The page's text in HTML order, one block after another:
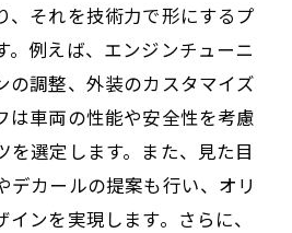
、それを技術力で形にするプ
。例えば、エンジンチューニ
の調整、外装のカスタマイズ
は車両の性能や安全性を考慮
を選定します。また、見た目
デカールの提案も行い、オリ
ンを実現します。さらに、